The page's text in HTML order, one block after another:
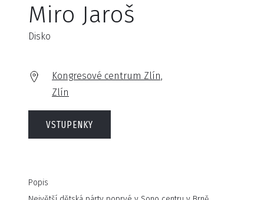
Miro Jaroš
Disko
Kongresové centrum Zlín,
Zlín
VSTUPENKY
Popis